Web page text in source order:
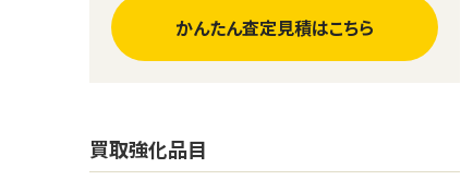
かんたん査定見積はこちら
買取強化品目